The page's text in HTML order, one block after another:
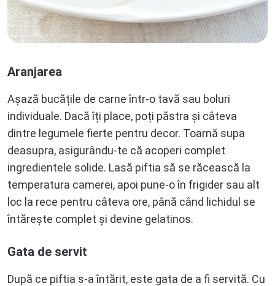
Aranjarea
Așază bucățile de carne într-o tavă sau boluri
individuale. Dacă îți place, poți păstra și câteva
dintre legumele fierte pentru decor. Toarnă supa
deasupra, asigurându-te că acoperi complet
ingredientele solide. Lasă piftia să se răcească la
temperatura camerei, apoi pune-o în frigider sau alt
loc la rece pentru câteva ore, până când lichidul se
întărește complet și devine gelatinos.
Gata de servit
După ce piftia s-a întărit, este gata de a fi servită. Cu